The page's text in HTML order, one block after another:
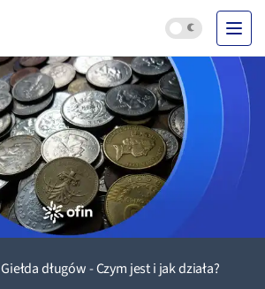
Giełda długów - Czym jest i jak działa?